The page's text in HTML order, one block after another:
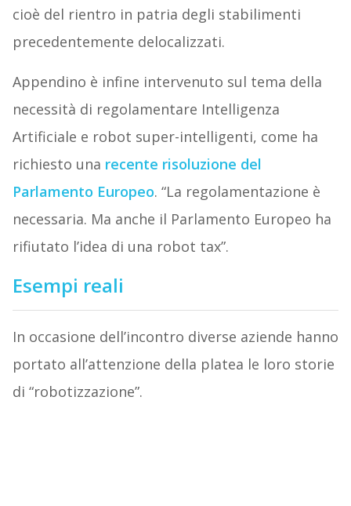
cioè del rientro in patria degli stabilimenti
precedentemente delocalizzati.
Appendino è infine intervenuto sul tema della
necessità di regolamentare Intelligenza
Artificiale e robot super-intelligenti, come ha
richiesto una recente risoluzione del
Parlamento Europeo. “La regolamentazione è
necessaria. Ma anche il Parlamento Europeo ha
rifiutato l’idea di una robot tax”.
Esempi reali
In occasione dell’incontro diverse aziende hanno
portato all’attenzione della platea le loro storie
di “robotizzazione”.